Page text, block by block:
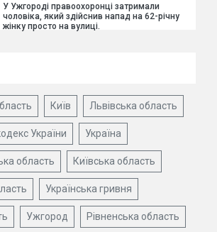
У Ужгороді правоохоронці затримали
чоловіка, який здійснив напад на 62-річну
жінку просто на вулиці.
Київ Львівська область
України Україна
область Київська область
Українська гривня
Ужгород Рівненська область